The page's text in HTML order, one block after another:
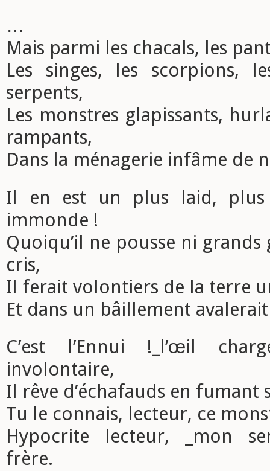
…
Mais parmi les chacals, les
Les singes, les scorpions,
serpents,
Les monstres glapissants,
rampants,
Dans la ménagerie infâme de
Il en est un plus laid, plus
immonde !
Quoiqu’il ne pousse ni grands
cris,
Il ferait volontiers de la terre
Et dans un bâillement
C’est l’Ennui !_l’œil
involontaire,
Il rêve d’échafauds en fumant
Tu le connais, lecteur, ce
Hypocrite lecteur, _mon
frère.